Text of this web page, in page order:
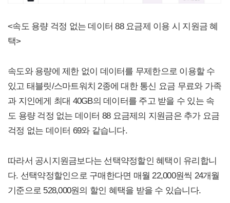
<속도 용량 걱정 없는 데이터 88 요금제 이용 시 지원금 혜
택>
속도와 용량에 제한 없이 데이터를 무제한으로 이용할 수
있고 태블릿/스마트워치 2종에 대한 통신 요금 무료와 가족
과 지인에게 최대 40GB의 데이터를 주고 받을 수 있는 속
도 용량 걱정 없는 데이터 88 요금제의 지원금은 추가 요금
걱정 없는 데이터 69와 같습니다.
따라서 공시지원금보다는 선택약정할인 혜택이 유리합니
다. 선택약정할인으로 구매한다면 매월 22,000원씩 24개월
기준으로 528,000원의 할인 혜택을 받을 수 있습니다.